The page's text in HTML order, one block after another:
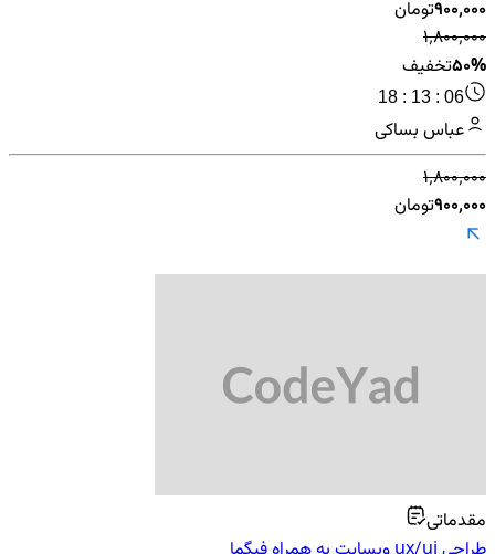
۹۰۰٬۰۰۰تومان
۱٬۸۰۰٬۰۰۰
50%تخفیف
18 : 13 : 06
عباس بساکی
۱٬۸۰۰٬۰۰۰
۹۰۰٬۰۰۰تومان
مقدماتی